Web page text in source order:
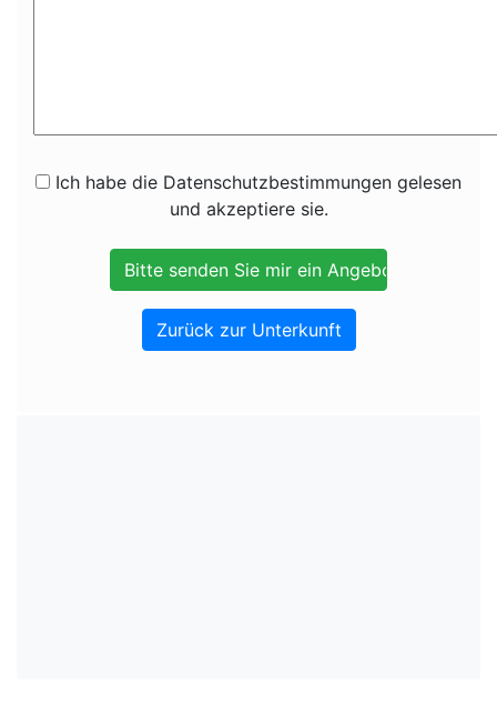
Ich habe die Datenschutzbestimmungen gelesen
und akzeptiere sie.
Zurück zur Unterkunft